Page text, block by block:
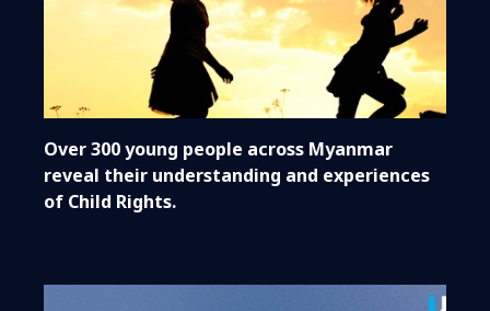
Over 300 young people across Myanmar
reveal their understanding and experiences
of Child Rights.